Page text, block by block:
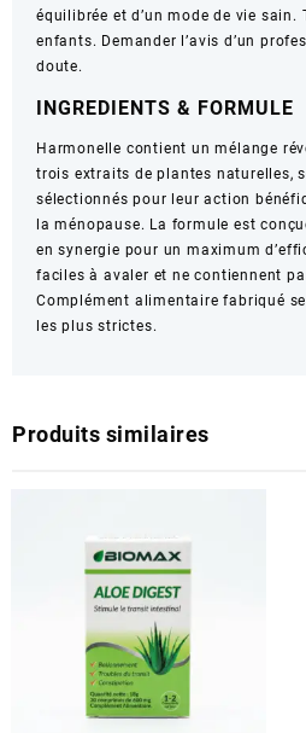
équilibrée et d’un mode de vie sain.
enfants. Demander l’avis d’un
doute.
INGREDIENTS & FORMULE
Harmonelle contient un mélange
trois extraits de plantes naturelles,
sélectionnés pour leur action
la ménopause. La formule est
en synergie pour un maximum
faciles à avaler et ne contiennent
Complément alimentaire fabriqué
les plus strictes.
Produits similaires